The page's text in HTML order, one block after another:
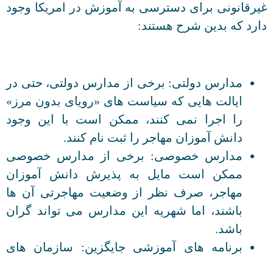
غیرقانونی برای دسترسی به آموزش در امریکا وجود
دارد که بدین شرح هستند:
مدارس دولتی: برخی از مدارس دولتی، حتی در
ایالت هایی که سیاست های «رویای بدون مرز»
را اجرا نمی کنند، ممکن است با این وجود
دانش آموزان مهاجر را ثبت نام کنند.
مدارس خصوصی: برخی از مدارس خصوصی
ممکن است مایل به پذیرش دانش آموزان
مهاجر، صرف نظر از وضعیت مهاجرتی آن ها
باشند، اما شهریه این مدارس می تواند گران
باشد.
برنامه های آموزشی جایگزین: سازمان های